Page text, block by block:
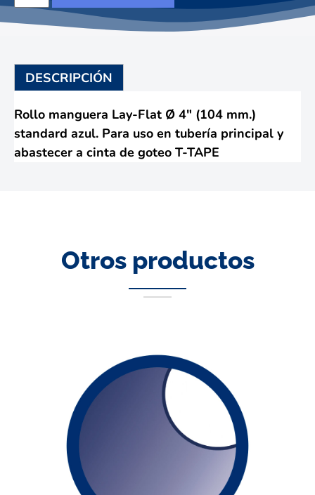
Flat
standard
4"
(104
cantidad
DESCRIPCIÓN
Rollo manguera Lay-Flat Ø 4" (104 mm.)
standard azul. Para uso en tubería principal y
abastecer a cinta de goteo T-TAPE
Otros productos